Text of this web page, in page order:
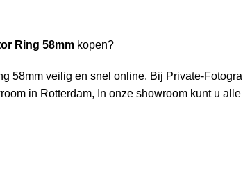
Ring 58mm kopen?
58mm veilig en snel online. Bij Private-
in Rotterdam, In onze showroom kunt u